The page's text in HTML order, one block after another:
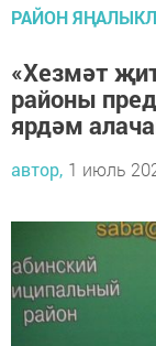
РАЙОН
«Хезмәт
районы
ярдәм
автор, 1 июль